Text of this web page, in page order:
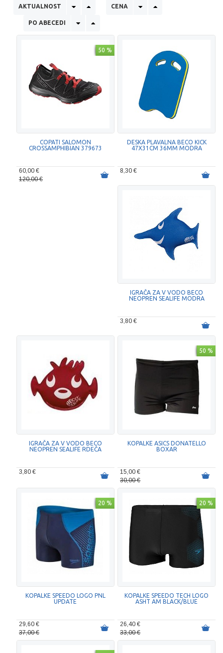
AKTUALNOST CENA
PO ABECEDI
50 %
COPATI SALOMON
CROSSAMPHIBIAN 379673
60,00 €
120,00 €
DESKA PLAVALNA BECO KICK
47X31CM 36MM MODRA
8,30 €
IGRAČA ZA V VODO BECO
NEOPREN SEALIFE MODRA
3,80 €
IGRAČA ZA V VODO BECO
NEOPREN SEALIFE RDEČA
3,80 €
50 %
KOPALKE ASICS DONATELLO
BOXAR
15,00 €
30,00 €
20 %
KOPALKE SPEEDO LOGO PNL
UPDATE
29,60 €
37,00 €
20 %
KOPALKE SPEEDO TECH LOGO
ASHT AM BLACK/BLUE
26,40 €
33,00 €